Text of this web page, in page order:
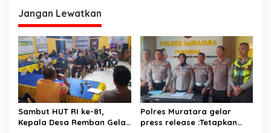
Jangan Lewatkan
Sambut HUT RI ke-81,
Kepala Desa Remban Gelar
Polres Muratara gelar
press release :Tetapkan